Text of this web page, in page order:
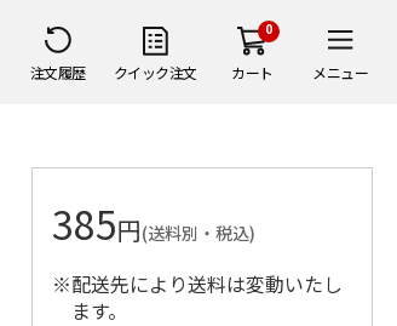
注文履歴 クイック注文
0
カート メニュー
385円(送料別・税込)
※配送先により送料は変動いたし
ます。